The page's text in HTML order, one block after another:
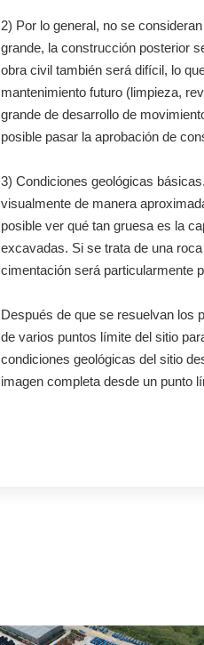
2) Por lo general, no se
grande, la construcción posterior
obra civil también será difícil, lo
mantenimiento futuro (limpieza,
grande de desarrollo de
posible pasar la aprobación de
3) Condiciones geológicas
visualmente de manera
posible ver qué tan gruesa es la
excavadas. Si se trata de una
cimentación será particularmente
Después de que se resuelvan los
de varios puntos límite del sitio
condiciones geológicas del sitio
imagen completa desde un punto